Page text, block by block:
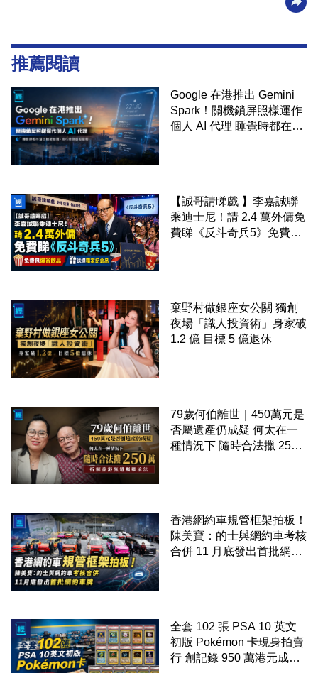
推薦閱讀
Google 在港推出 Gemini
Spark！關機鎖屏照樣運作
個人 AI 代理 睡覺時都在幫
【誠哥請睇戲 】李嘉誠聯
乘迪士尼！請 2.4 萬外傭免
費睇《反斗奇兵5》免費包
棄野村做銀座女公關 獨創
夜場「識人投資術」身家破
1.2 億 目標 5 億退休
79歲何伯離世｜450萬元是
否屬遺產仍成疑 何太在一
種情況下 隨時合法擸 250
香港網約車規管框架拍板！
陳美寶：的士與網約車考核
合併 11 月底發出首批網約
全套 102 張 PSA 10 英文
初版 Pokémon 卡現身拍賣
行 創記錄 950 萬港元成交